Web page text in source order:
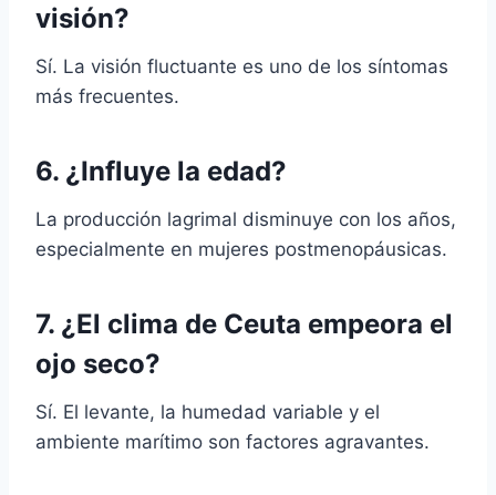
visión?
Sí. La visión fluctuante es uno de los síntomas
más frecuentes.
6. ¿Influye la edad?
La producción lagrimal disminuye con los años,
especialmente en mujeres postmenopáusicas.
7. ¿El clima de Ceuta empeora el
ojo seco?
Sí. El levante, la humedad variable y el
ambiente marítimo son factores agravantes.